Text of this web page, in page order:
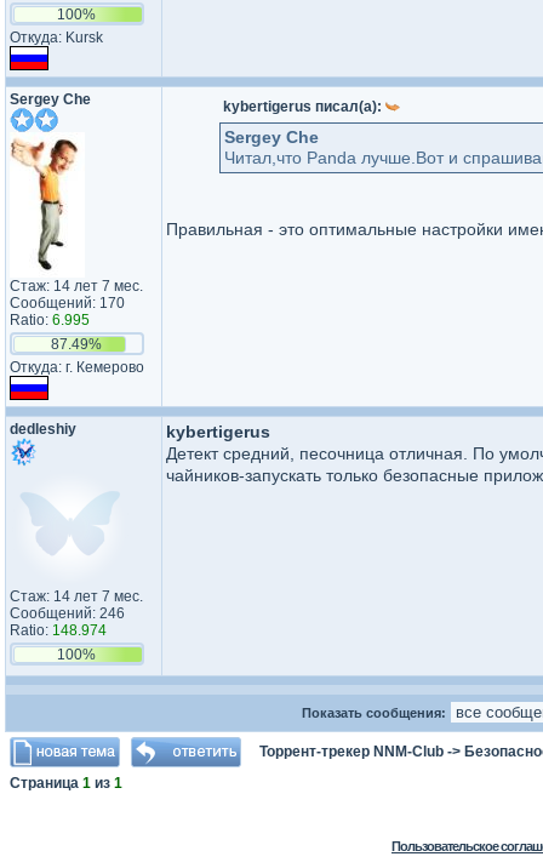
100%
Откуда: Kursk
Sergey Che
Стаж: 14 лет 7 мес.
Сообщений: 170
Ratio: 6.995
87.49%
Откуда: г. Кемерово
kybertigerus писал(а):
Sergey Che
Читал,что Panda лучше.Вот и
Правильная - это оптимальные настройки
dedleshiy
Стаж: 14 лет 7 мес.
Сообщений: 246
Ratio: 148.974
100%
kybertigerus
Детект средний, песочница отличная. По
чайников-запускать только безопасные
Показать сообщения:
Торрент-трекер NNM-Club ->
Страница 1 из 1
Пользовательское